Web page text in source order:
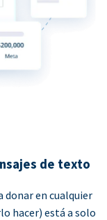
de texto
donar en cualquier
hacer) está a solo